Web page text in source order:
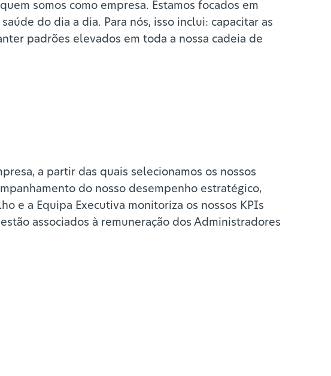
somos como empresa. Estamos focados em
do dia a dia. Para nós, isso inclui: capacitar as
padrões elevados em toda a nossa cadeia de
a partir das quais selecionamos os nossos
do nosso desempenho estratégico,
e a Equipa Executiva monitoriza os nossos KPIs
associados à remuneração dos Administradores